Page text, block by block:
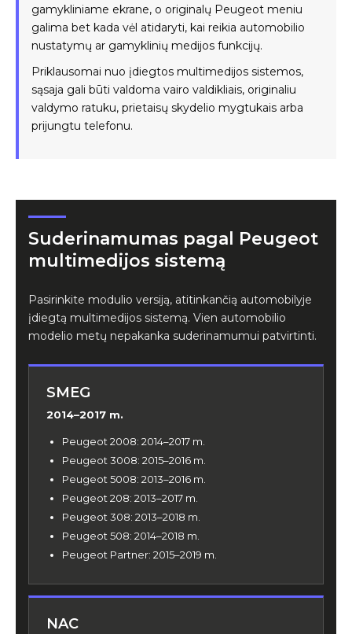
gamykliniame ekrane, o originalų Peugeot meniu
galima bet kada vėl atidaryti, kai reikia automobilio
nustatymų ar gamyklinių medijos funkcijų.
Priklausomai nuo įdiegtos multimedijos sistemos,
sąsaja gali būti valdoma vairo valdikliais, originaliu
valdymo ratuku, prietaisų skydelio mygtukais arba
prijungtu telefonu.
Suderinamumas pagal Peugeot
multimedijos sistemą
Pasirinkite modulio versiją, atitinkančią automobilyje
įdiegtą multimedijos sistemą. Vien automobilio
modelio metų nepakanka suderinamumui patvirtinti.
SMEG
2014–2017 m.
Peugeot 2008: 2014–2017 m.
Peugeot 3008: 2015–2016 m.
Peugeot 5008: 2013–2016 m.
Peugeot 208: 2013–2017 m.
Peugeot 308: 2013–2018 m.
Peugeot 508: 2014–2018 m.
Peugeot Partner: 2015–2019 m.
NAC